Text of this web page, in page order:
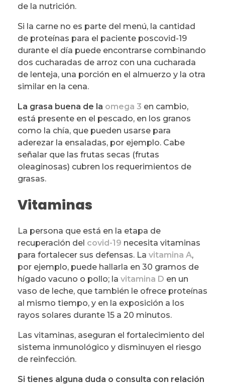
de la nutrición.
Si la carne no es parte del menú, la cantidad
de proteínas para el paciente poscovid-19
durante el día puede encontrarse combinando
dos cucharadas de arroz con una cucharada
de lenteja, una porción en el almuerzo y la otra
similar en la cena.
La grasa buena de la omega 3 en cambio,
está presente en el pescado, en los granos
como la chía, que pueden usarse para
aderezar la ensaladas, por ejemplo. Cabe
señalar que las frutas secas (frutas
oleaginosas) cubren los requerimientos de
grasas.
Vitaminas
La persona que está en la etapa de
recuperación del covid-19 necesita vitaminas
para fortalecer sus defensas. La vitamina A,
por ejemplo, puede hallarla en 30 gramos de
hígado vacuno o pollo; la vitamina D en un
vaso de leche, que también le ofrece proteínas
al mismo tiempo, y en la exposición a los
rayos solares durante 15 a 20 minutos.
Las vitaminas, aseguran el fortalecimiento del
sistema inmunológico y disminuyen el riesgo
de reinfección.
Si tienes alguna duda o consulta con relación